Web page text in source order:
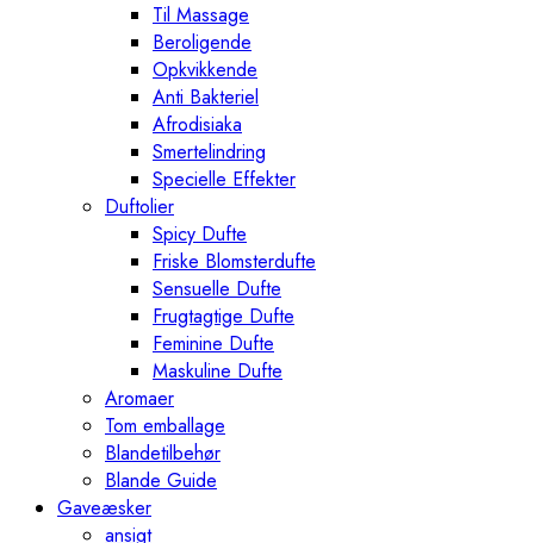
Til Massage
Beroligende
Opkvikkende
Anti Bakteriel
Afrodisiaka
Smertelindring
Specielle Effekter
Duftolier
Spicy Dufte
Friske Blomsterdufte
Sensuelle Dufte
Frugtagtige Dufte
Feminine Dufte
Maskuline Dufte
Aromaer
Tom emballage
Blandetilbehør
Blande Guide
Gaveæsker
ansigt